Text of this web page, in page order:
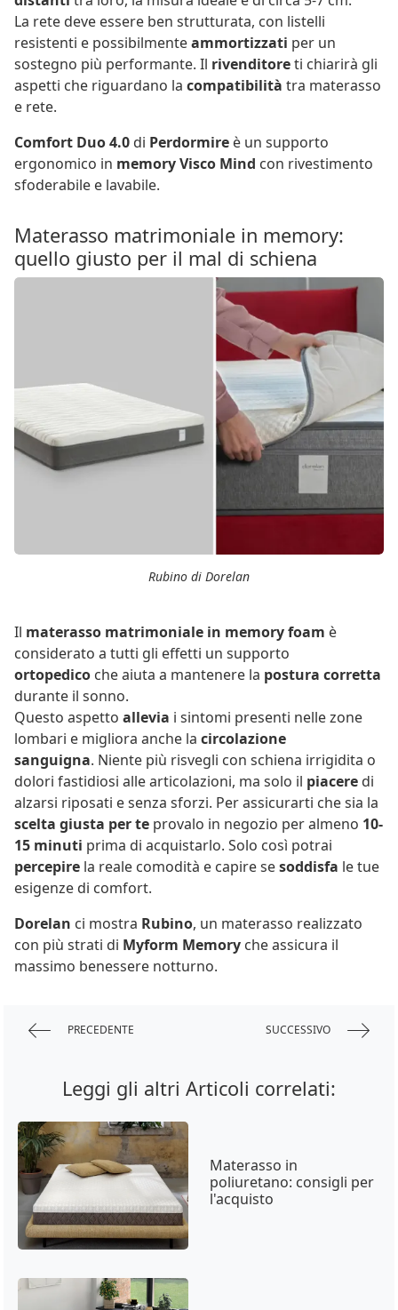
La rete deve essere ben strutturata, con listelli
resistenti e possibilmenteammortizzati per un
sostegno più performante. Il rivenditoreti chiarirà gli
aspetti che riguardano la compatibilità tra materasso
e rete.
Comfort Duo 4.0 di Perdormire è un supporto
ergonomico in memory Visco Mind con rivestimento
sfoderabile e lavabile.
Materasso matrimoniale in memory:
quello giusto per il mal di schiena
Rubino di Dorelan
Il materasso matrimoniale in memory foam è
considerato a tutti gli effetti un supporto
ortopedico che aiuta a mantenere la postura corretta
durante il sonno.
Questo aspetto allevia i sintomi presenti nelle zone
lombari e migliora anche la circolazione
sanguigna. Niente più risvegli con schiena irrigidita o
dolori fastidiosi alle articolazioni, ma solo il piacere di
alzarsi riposati e senza sforzi. Per assicurarti che sia la
scelta giusta per te provalo in negozio per almeno 10-
15 minuti prima di acquistarlo. Solo così potrai
percepire la reale comodità e capire sesoddisfa le tue
esigenze di comfort.
Dorelan ci mostra Rubino, un materasso realizzato
con più strati di Myform Memory che assicura il
massimo benessere notturno.
PRECEDENTE SUCCESSIVO
Leggi gli altri Articoli correlati:
Materasso in
poliuretano: consigli per
l'acquisto